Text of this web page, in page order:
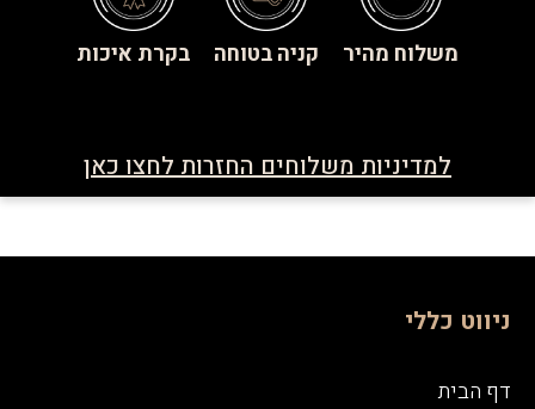
משלוח מהיר קניה בטוחה בקרת איכות
למדיניות משלוחים החזרות לחצו כאן
ניווט כללי
דף הבית